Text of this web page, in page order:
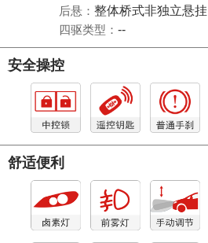
后悬： 整体桥式非独立悬挂
四驱类型： --
安全操控
舒适便利